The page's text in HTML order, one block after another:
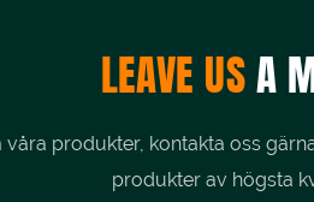
LEAVE USA
produkter, kontakta oss
produkter av högsta